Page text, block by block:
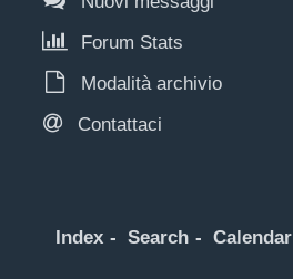
Forum Stats
Modalità archivio
Contattaci
Index Search Calendar